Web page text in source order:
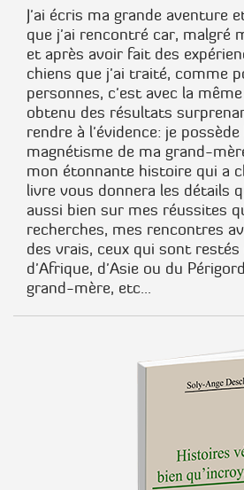
J'ai écris ma grande aventure
que j'ai rencontré car, malgré
et après avoir fait des
chiens que j'ai traité, comme
personnes, c'est avec la
obtenu des résultats
rendre à l'évidence: je
magnétisme de ma grand-
mon étonnante histoire qui a
livre vous donnera les détails
aussi bien sur mes réussites
recherches, mes rencontres
des vrais, ceux qui sont restés
d'Afrique, d'Asie ou du
grand-mère, etc...